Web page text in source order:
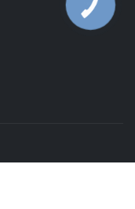
КНОПКА
ЗВ'ЯЗКУ